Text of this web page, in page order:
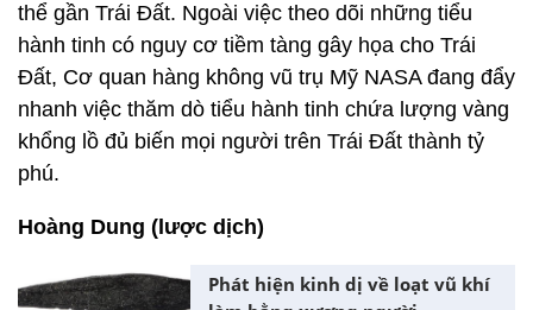
thể gần Trái Đất. Ngoài việc theo dõi những tiểu
hành tinh có nguy cơ tiềm tàng gây họa cho Trái
Đất, Cơ quan hàng không vũ trụ Mỹ NASA đang đẩy
nhanh việc thăm dò tiểu hành tinh chứa lượng vàng
khổng lồ đủ biến mọi người trên Trái Đất thành tỷ
phú.
Hoàng Dung (lược dịch)
Phát hiện kinh dị về loạt vũ khí